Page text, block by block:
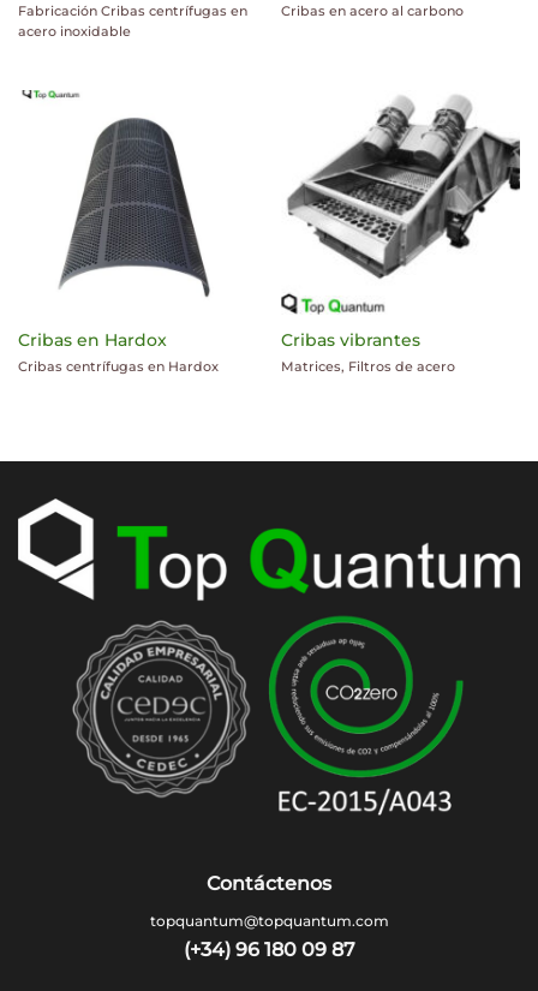
Fabricación Cribas centrífugas en
acero inoxidable
Cribas en acero al carbono
Cribas en Hardox
Cribas centrífugas en Hardox
Cribas vibrantes
Matrices, Filtros de acero
Contáctenos
topquantum@topquantum.com
(+34) 96 180 09 87